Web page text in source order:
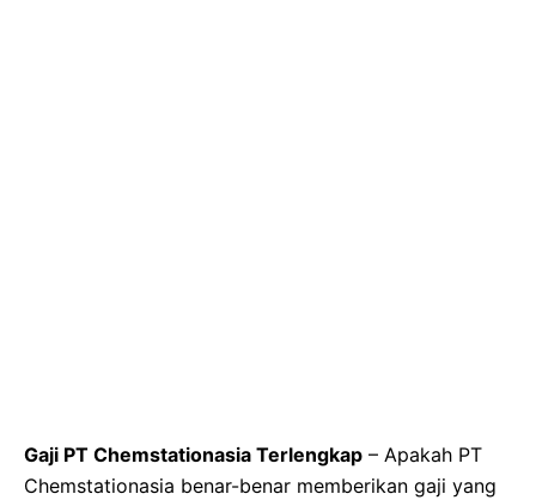
Gaji PT Chemstationasia Terlengkap – Apakah PT
Chemstationasia benar-benar memberikan gaji yang